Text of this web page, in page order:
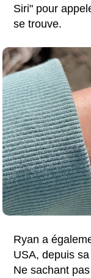
Siri" pour
se trouve.
Ryan a
USA, depuis
Ne sachant